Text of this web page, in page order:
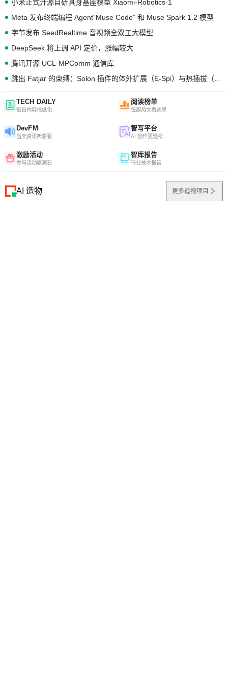
小米正式开源自研具身基座模型 Xiaomi-Robotics-1
Meta 发布终端编程 Agent“Muse Code” 和 Muse Spark 1.2 模型
字节发布 SeedRealtime 音视频全双工大模型
DeepSeek 将上调 API 定价，涨幅较大
腾讯开源 UCL-MPComm 通信库
TECH DAILY
每日内容报纸化
阅读榜单
每周热文看这里
DevFM
当天资讯听着看
智写平台
AI 创作更轻松
激励活动
参与活动赢源石
智库报告
行业技术报告
AI 造物 更多造物项目